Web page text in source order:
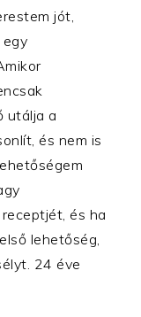
jót,
egy
utálja a
és nem is
és ha
lehetőség,
24 éve